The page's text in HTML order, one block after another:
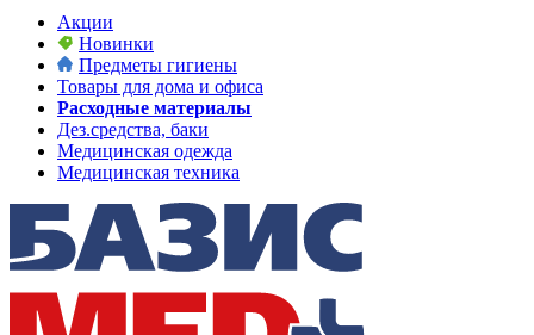
Акции
Новинки
Предметы гигиены
Товары для дома и офиса
Расходные материалы
Дез.средства, баки
Медицинская одежда
Медицинская техника